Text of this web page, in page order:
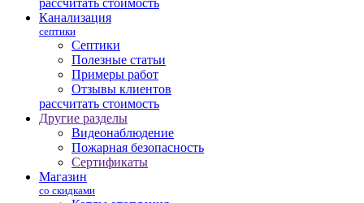
Канализация
септики
Септики
Полезные статьи
Примеры работ
Отзывы клиентов
рассчитать стоимость
Другие разделы
Видеонаблюдение
Пожарная безопасность
Сертификаты
Магазин
со скидками